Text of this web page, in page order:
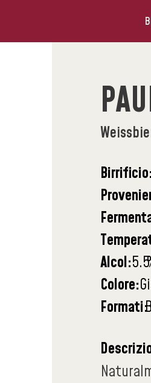
Alcol:5.5
Colore:
Formati: